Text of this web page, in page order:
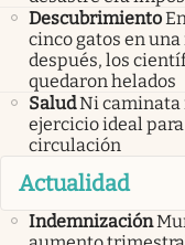
Descubrimiento
cinco gatos en
después, los
quedaron helados
SaludNi caminata
ejercicio ideal
circulación
Actualidad
Indemnización